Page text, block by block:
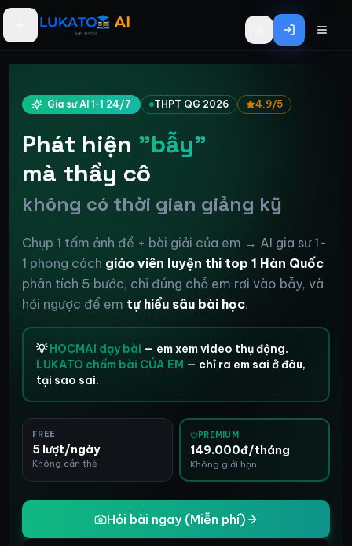
Bỏ qua đến nội dung chính
Gia sư AI 1-1 24/7 THPT QG 2026 4.9/5
Phát hiện "bẫy"
mà thầy cô
không có thời gian giảng kỹ
Chụp 1 tấm ảnh đề + bài giải của em → AI gia sư 1-
1 phong cách giáo viên luyện thi top 1 Hàn Quốc
phân tích 5 bước, chỉ đúng chỗ em rơi vào bẫy, và
hỏi ngược để em tự hiểu sâu bài học.
💡HOCMAI dạy bài — em xem video thụ động.
LUKATO chấm bài CỦA EM — chỉ ra em sai ở đâu,
tại sao sai.
FREE
5 lượt/ngày
Không cần thẻ
PREMIUM
149.000đ/tháng
Không giới hạn
Hỏi bài ngay (Miễn phí)